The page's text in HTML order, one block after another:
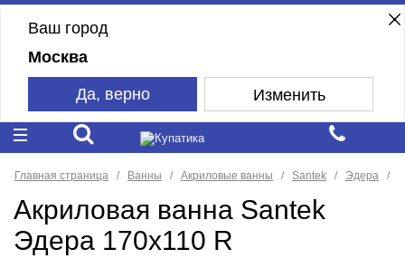
Ваш город
Москва
Да, верно Изменить
Главная страница Ванны Акриловые ванны Santek Эдера
Акриловая ванна Santek
Эдера 170x110 R